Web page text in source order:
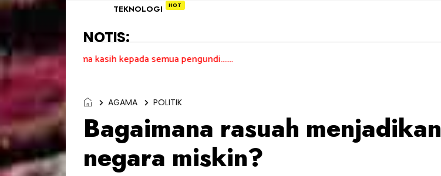
TEKNOLOGI
NOTIS:
Terima kasih kepada semua pengundi.......
AGAMA POLITIK
Bagaimana rasuah menjadikan
negara miskin?